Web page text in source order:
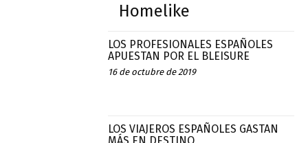
Homelike
LOS PROFESIONALES ESPAÑOLES
APUESTAN POR EL BLEISURE
16 de octubre de 2019
LOS VIAJEROS ESPAÑOLES GASTAN
MÁS EN DESTINO